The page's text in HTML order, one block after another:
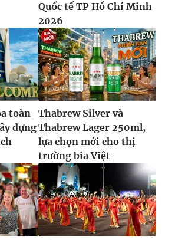
Quốc tế TP Hồ Chí Minh
2026
toàn
dựng
Thabrew Silver và
Thabrew Lager 250ml,
lựa chọn mới cho thị
trường bia Việt